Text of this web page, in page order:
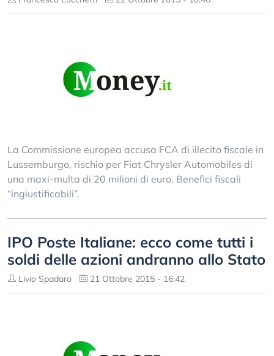
La Commissione europea accusa FCA di illecito fiscale in
Lussemburgo, rischio per Fiat Chrysler Automobiles di
una maxi-multa di 20 milioni di euro. Benefici fiscali
“ingiustificabili”.
IPO Poste Italiane: ecco come tutti i
soldi delle azioni andranno allo Stato
Livio Spadaro 21 Ottobre 2015 - 16:42